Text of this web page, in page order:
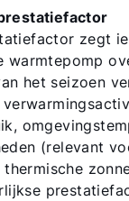
zegt
warmtepomp
het seizoen
(relevant